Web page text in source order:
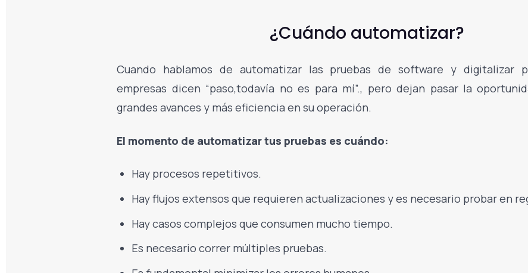
¿Cuándo automatizar?
Cuando hablamos de automatizar las pruebas de software y digitalizar
empresas dicen “paso,todavía no es para mí”., pero dejan pasar la
grandes avances y más eficiencia en su operación.
El momento de automatizar tus pruebas es cuándo:
Hay procesos repetitivos.
Hay flujos extensos que requieren actualizaciones y es necesario probar en
Hay casos complejos que consumen mucho tiempo.
Es necesario correr múltiples pruebas.